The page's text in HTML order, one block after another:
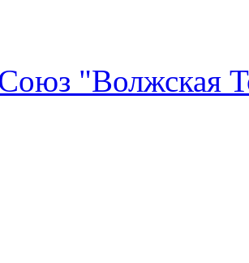
"Волжская